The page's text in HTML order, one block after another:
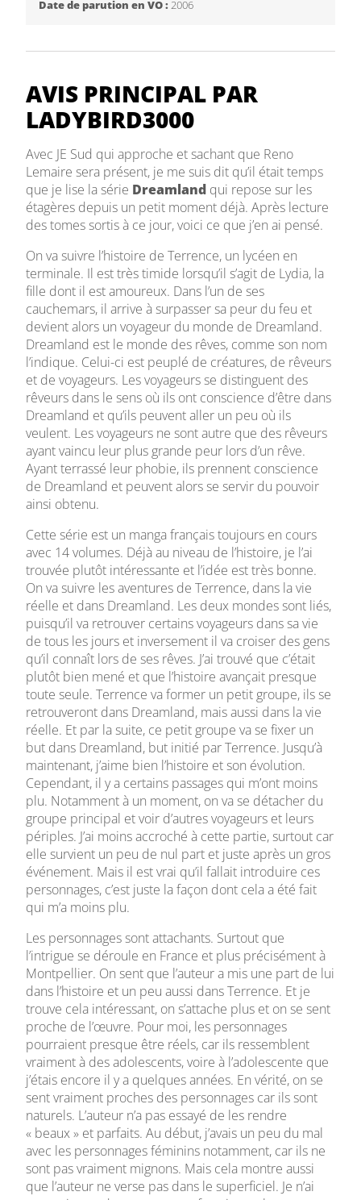
Date de parution en VO : 2006
AVIS PRINCIPAL PAR
LADYBIRD3000
Avec JE Sud qui approche et sachant que Reno
Lemaire sera présent, je me suis dit qu’il était temps
que je lise la série Dreamland qui repose sur les
étagères depuis un petit moment déjà. Après lecture
des tomes sortis à ce jour, voici ce que j’en ai pensé.
On va suivre l’histoire de Terrence, un lycéen en
terminale. Il est très timide lorsqu’il s’agit de Lydia, la
fille dont il est amoureux. Dans l’un de ses
cauchemars, il arrive à surpasser sa peur du feu et
devient alors un voyageur du monde de Dreamland.
Dreamland est le monde des rêves, comme son nom
l’indique. Celui-ci est peuplé de créatures, de rêveurs
et de voyageurs. Les voyageurs se distinguent des
rêveurs dans le sens où ils ont conscience d’être dans
Dreamland et qu’ils peuvent aller un peu où ils
veulent. Les voyageurs ne sont autre que des rêveurs
ayant vaincu leur plus grande peur lors d’un rêve.
Ayant terrassé leur phobie, ils prennent conscience
de Dreamland et peuvent alors se servir du pouvoir
ainsi obtenu.
Cette série est un manga français toujours en cours
avec 14 volumes. Déjà au niveau de l’histoire, je l’ai
trouvée plutôt intéressante et l’idée est très bonne.
On va suivre les aventures de Terrence, dans la vie
réelle et dans Dreamland. Les deux mondes sont liés,
puisqu’il va retrouver certains voyageurs dans sa vie
de tous les jours et inversement il va croiser des gens
qu’il connaît lors de ses rêves. J’ai trouvé que c’était
plutôt bien mené et que l’histoire avançait presque
toute seule. Terrence va former un petit groupe, ils se
retrouveront dans Dreamland, mais aussi dans la vie
réelle. Et par la suite, ce petit groupe va se fixer un
but dans Dreamland, but initié par Terrence. Jusqu’à
maintenant, j’aime bien l’histoire et son évolution.
Cependant, il y a certains passages qui m’ont moins
plu. Notamment à un moment, on va se détacher du
groupe principal et voir d’autres voyageurs et leurs
périples. J’ai moins accroché à cette partie, surtout car
elle survient un peu de nul part et juste après un gros
événement. Mais il est vrai qu’il fallait introduire ces
personnages, c’est juste la façon dont cela a été fait
qui m’a moins plu.
Les personnages sont attachants. Surtout que
l’intrigue se déroule en France et plus précisément à
Montpellier. On sent que l’auteur a mis une part de lui
dans l’histoire et un peu aussi dans Terrence. Et je
trouve cela intéressant, on s’attache plus et on se sent
proche de l’œuvre. Pour moi, les personnages
pourraient presque être réels, car ils ressemblent
vraiment à des adolescents, voire à l’adolescente que
j’étais encore il y a quelques années. En vérité, on se
sent vraiment proches des personnages car ils sont
naturels. L’auteur n’a pas essayé de les rendre
« beaux » et parfaits. Au début, j’avais un peu du mal
avec les personnages féminins notamment, car ils ne
sont pas vraiment mignons. Mais cela montre aussi
que l’auteur ne verse pas dans le superficiel. Je n’ai